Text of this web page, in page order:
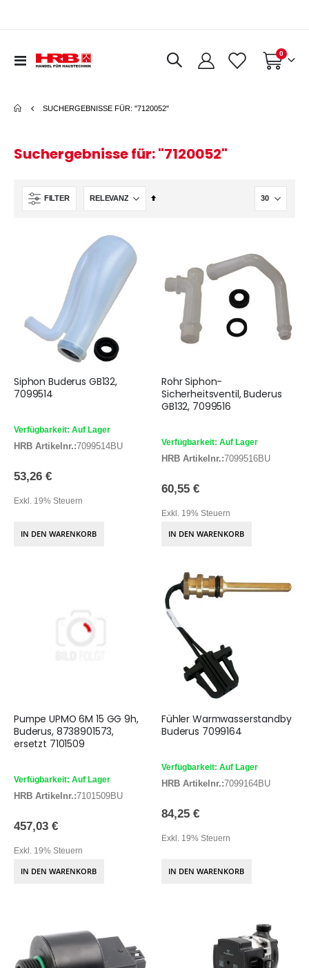
Navigation
Warenkorb
0Artikel
SUCHERGEBNISSE FÜR: "7120052"
Suchergebnisse für: "7120052"
FILTER
In
Siphon Buderus GB132,
7099514
Verfügbarkeit: Auf Lager
HRB Artikelnr.:7099514BU
53,26 €
Exkl. 19% Steuern
IN DEN WARENKORB
Rohr Siphon-
Sicherheitsventil, Buderus
GB132, 7099516
Verfügbarkeit: Auf Lager
HRB Artikelnr.:7099516BU
60,55 €
Exkl. 19% Steuern
IN DEN WARENKORB
Pumpe UPMO 6M 15 GG 9h,
Buderus, 8738901573,
ersetzt 7101509
Verfügbarkeit: Auf Lager
HRB Artikelnr.:7101509BU
457,03 €
Exkl. 19% Steuern
IN DEN WARENKORB
Fühler Warmwasserstandby
Buderus 7099164
Verfügbarkeit: Auf Lager
HRB Artikelnr.:7099164BU
84,25 €
Exkl. 19% Steuern
IN DEN WARENKORB